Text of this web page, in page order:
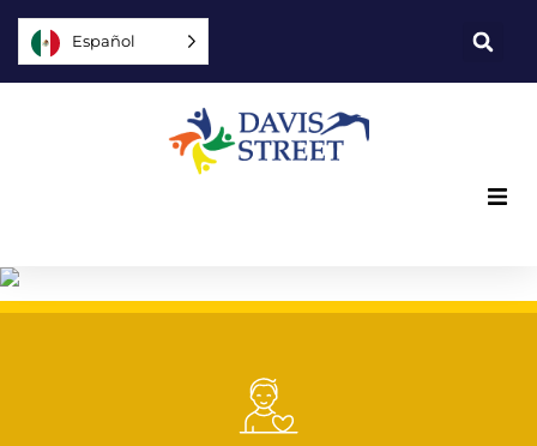
Español
Usted puede ayudar